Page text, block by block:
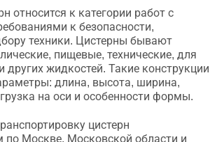
относится к категории работ с
к безопасности,
техники. Цистерны бывают
пищевые, технические, для
других жидкостей. Такие конструкции
длина, высота, ширина,
на оси и особенности формы.
цистерн
по Москве, Московской области и